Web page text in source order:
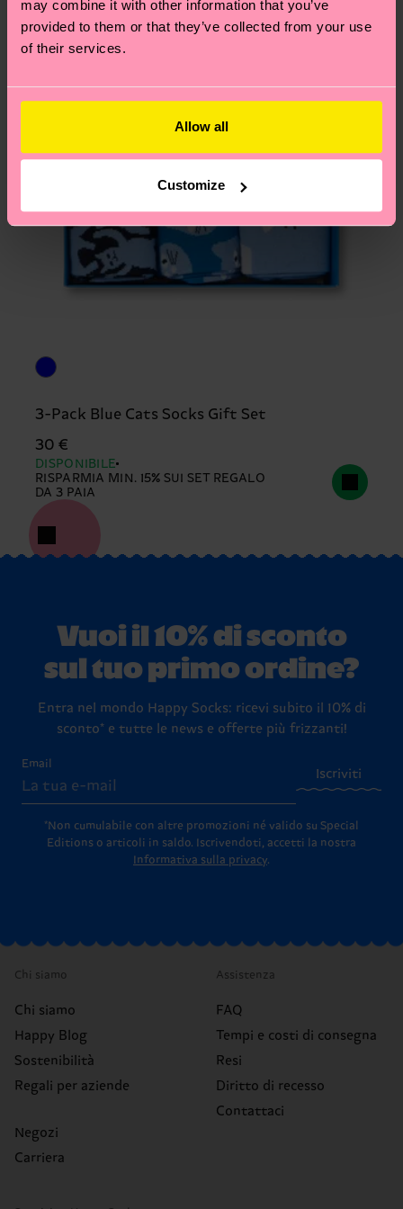
may combine it with other information that you’ve
provided to them or that they’ve collected from your use
of their services.
Allow all
Customize
3-Pack Blue Cats Socks Gift Set
30 €
DISPONIBILE
RISPARMIA MIN. 15% SUI SET REGALO
DA 3 PAIA
Vuoi il 10% di sconto
sul tuo primo ordine?
Entra nel mondo Happy Socks: ricevi subito il 10% di
sconto* e tutte le news e offerte più frizzanti!
Email
Iscriviti
*Non cumulabile con altre promozioni né valido su Special
Editions o articoli in saldo.
Iscrivendoti, accetti la nostra
Informativa sulla privacy.
Chi siamo
Chi siamo
Happy Blog
Sostenibilità
Regali per aziende
Negozi
Carriera
Assistenza
FAQ
Tempi e costi di consegna
Resi
Diritto di recesso
Contattaci